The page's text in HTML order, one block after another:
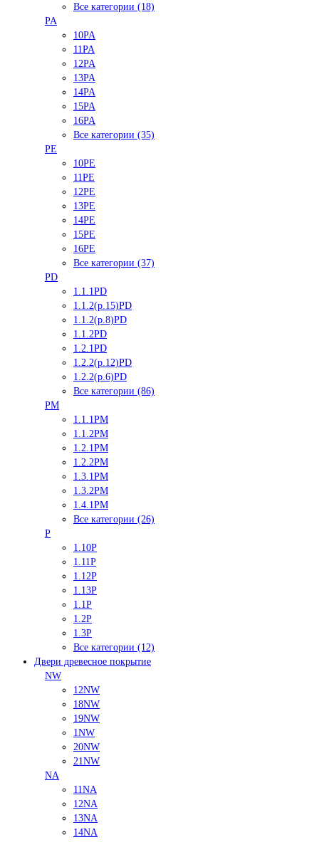
Все категории (18)
PA
10PA
11PA
12PA
13PA
14PA
15PA
16PA
Все категории (35)
PE
10PE
11PE
12PE
13PE
14PE
15PE
16PE
Все категории (37)
PD
1.1.1PD
1.1.2(р.15)PD
1.1.2(р.8)PD
1.1.2PD
1.2.1PD
1.2.2(р.12)PD
1.2.2(р.6)PD
Все категории (86)
PM
1.1.1PM
1.1.2PM
1.2.1PM
1.2.2PM
1.3.1PM
1.3.2PM
1.4.1PM
Все категории (26)
P
1.10P
1.11P
1.12P
1.13P
1.1P
1.2P
1.3P
Все категории (12)
Двери древесное покрытие
NW
12NW
18NW
19NW
1NW
20NW
21NW
NA
11NA
12NA
13NA
14NA